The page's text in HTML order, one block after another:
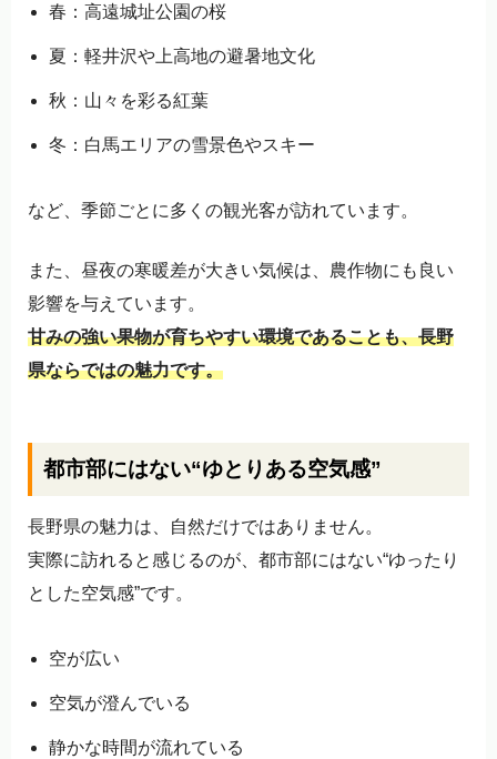
春：高遠城址公園の桜
夏：軽井沢や上高地の避暑地文化
秋：山々を彩る紅葉
冬：白馬エリアの雪景色やスキー
など、季節ごとに多くの観光客が訪れています。
また、昼夜の寒暖差が大きい気候は、農作物にも良い
影響を与えています。
甘みの強い果物が育ちやすい環境であることも、長野
県ならではの魅力です。
都市部にはない“ゆとりある空気感”
長野県の魅力は、自然だけではありません。
実際に訪れると感じるのが、都市部にはない“ゆったり
とした空気感”です。
空が広い
空気が澄んでいる
静かな時間が流れている